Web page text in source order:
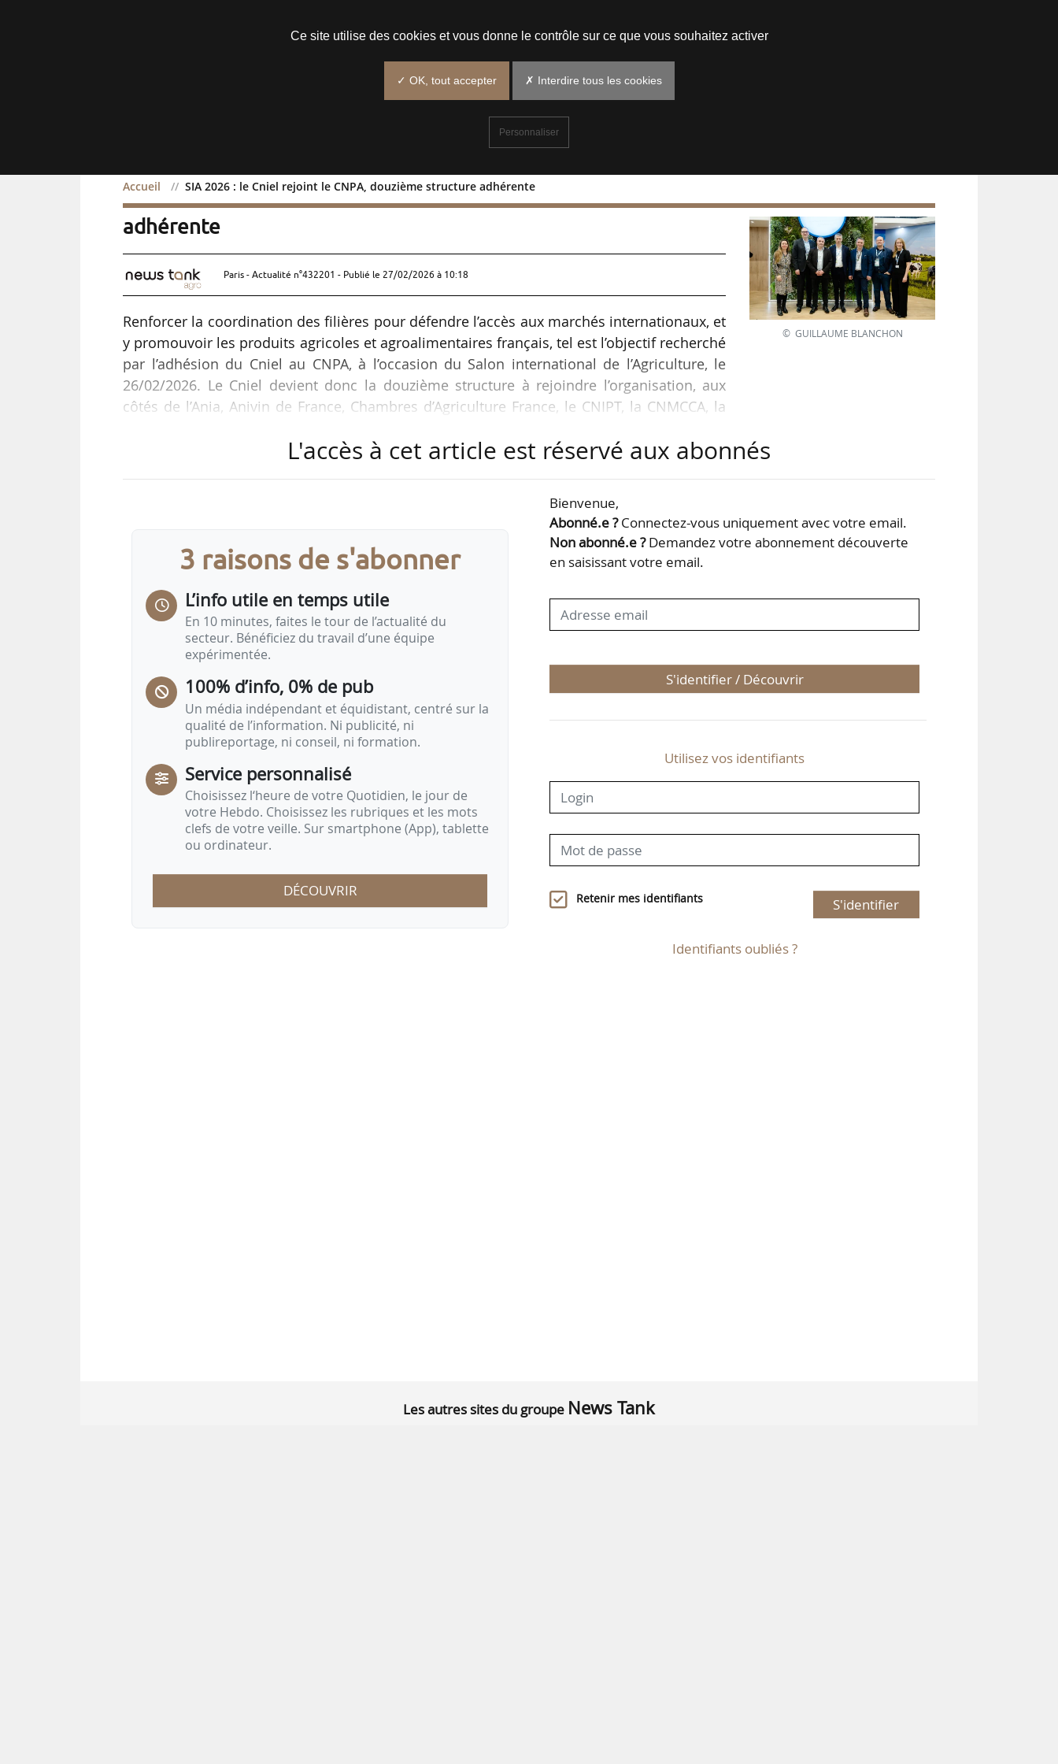
Accueil SIA 2026 : le Cniel rejoint le CNPA, douzième structure adhérente
SIA 2026 : le Cniel rejoint le CNPA, douzième structure
adhérente
Paris - Actualité n°432201 - Publié le 27/02/2026 à 10:18
Renforcer la coordination des filières pour défendre l’accès aux marchés internationaux, et
y promouvoir les produits agricoles et agroalimentaires français, tel est l’objectif recherché
par l’adhésion du Cniel au CNPA, à l’occasion du Salon international de l’Agriculture, le
26/02/2026. Le Cniel devient donc la douzième structure à rejoindre l’organisation, aux
côtés de l’Ania, Anivin de France, Chambres d’Agriculture France, le CNIPT, la CNMCCA, la
valorisation des produits laitiers à l’export et la préservation de leurs débouchés …
© GUILLAUME BLANCHON
L'accès à cet article est réservé aux abonnés
3 raisons de s'abonner
L’info utile en temps utile
En 10 minutes, faites le tour de l’actualité du
secteur. Bénéficiez du travail d’une équipe
expérimentée.
100% d’info, 0% de pub
Un média indépendant et équidistant, centré sur la
qualité de l’information. Ni publicité, ni
publireportage, ni conseil, ni formation.
Service personnalisé
Choisissez l‘heure de votre Quotidien, le jour de
votre Hebdo. Choisissez les rubriques et les mots
clefs de votre veille. Sur smartphone (App), tablette
ou ordinateur.
DÉCOUVRIR
Bienvenue,
Abonné.e ?Connectez-vous uniquement avec votre email.
Non abonné.e ?Demandez votre abonnement découverte
en saisissant votre email.
S'identifier / Découvrir
Utilisez vos identifiants
Retenir mes identifiants S'identifier
Identifiants oubliés ?
Les autres sites du groupe News Tank
Ce site utilise des cookies et vous donne le contrôle sur ce que vous souhaitez activer
✓ OK, tout accepter ✗ Interdire tous les cookies
Personnaliser